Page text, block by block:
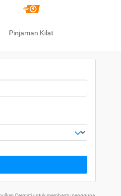
Pinjaman Kilat